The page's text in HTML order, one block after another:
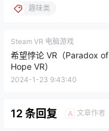
趣味类
Steam VR 电脑游戏
希望悖论 VR（Paradox of
Hope VR）
2024-1-23 9:43:40
12 条回复 A 文章作者